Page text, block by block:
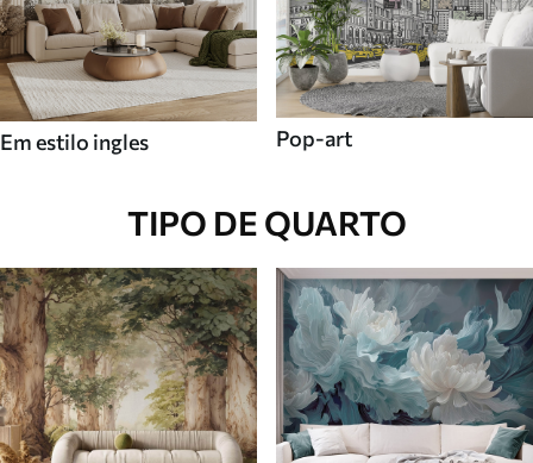
Em estilo ingles Pop-art
TIPO DE QUARTO